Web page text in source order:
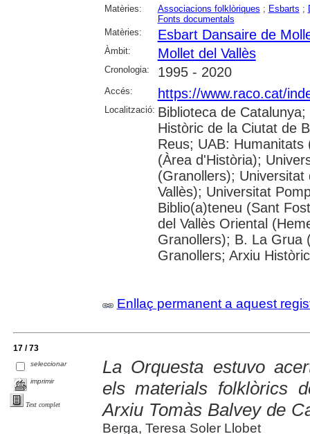
Matèries: Associacions folklòriques ; Esbarts ;
Fonts documentals
Matèries:
Esbart Dansaire de
Àmbit: Mollet del Vallès
Cronologia: 1995 - 2020
Accés: https://www.raco.cat/
Localització: Biblioteca de
Històric de la Ciutat de
Reus; UAB:
(Àrea d'Història);
(Granollers);
Vallès); Universitat
Biblio(a)teneu (Sant
del Vallès Oriental
Granollers); B. La Grua
Granollers; Arxiu
Enllaç permanent a aquest
17 / 73
seleccionar
imprimir
Text complet
La Orquesta estuvo
els materials folklòrics
Arxiu Tomàs Balvey de
Berga, Teresa Soler Llobet